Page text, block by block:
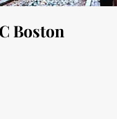
Boston